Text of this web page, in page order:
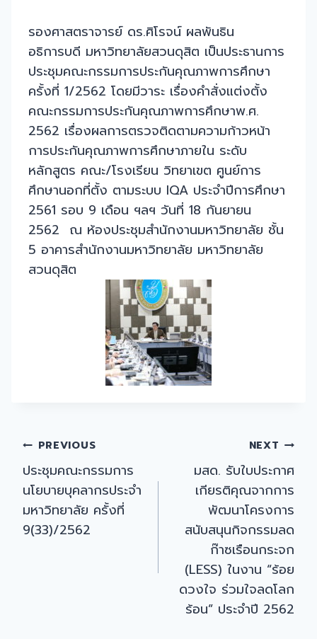
รองศาสตราจารย์ ดร.ศิโรจน์ ผลพันธิน
อธิการบดี มหาวิทยาลัยสวนดุสิต เป็นประธานการ
ประชุมคณะกรรมการประกันคุณภาพการศึกษา
ครั้งที่ 1/2562 โดยมีวาระ เรื่องคำสั่งแต่งตั้ง
คณะกรรมการประกันคุณภาพการศึกษาพ.ศ.
2562 เรื่องผลการตรวจติดตามความก้าวหน้า
การประกันคุณภาพการศึกษาภายใน ระดับ
หลักสูตร คณะ/โรงเรียน วิทยาเขต ศูนย์การ
ศึกษานอกที่ตั้ง ตามระบบ IQA ประจำปีการศึกษา
2561 รอบ 9 เดือน ฯลฯ วันที่ 18 กันยายน
2562 ณ ห้องประชุมสำนักงานมหาวิทยาลัย ชั้น
5 อาคารสำนักงานมหาวิทยาลัย มหาวิทยาลัย
สวนดุสิต
Post
navigation
PREVIOUS
ประชุมคณะกรรมการ
นโยบายบุคลากรประจำ
มหาวิทยาลัย ครั้งที่
9(33)/2562
NEXT
มสด. รับใบประกาศ
เกียรติคุณจากการ
พัฒนาโครงการ
สนับสนุนกิจกรรมลด
ก๊าซเรือนกระจก
(LESS) ในงาน “ร้อย
ดวงใจ ร่วมใจลดโลก
ร้อน” ประจำปี 2562